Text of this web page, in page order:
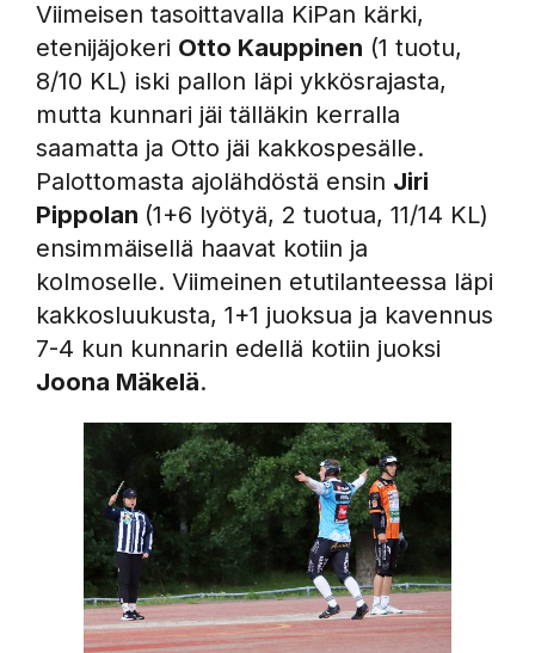
Viimeisen tasoittavalla KiPan kärki,
etenijäjokeri Otto Kauppinen (1 tuotu,
8/10 KL) iski pallon läpi ykkösrajasta,
mutta kunnari jäi tälläkin kerralla
saamatta ja Otto jäi kakkospesälle.
Palottomasta ajolähdöstä ensin Jiri
Pippolan (1+6 lyötyä, 2 tuotua, 11/14 KL)
ensimmäisellä haavat kotiin ja
kolmoselle. Viimeinen etutilanteessa läpi
kakkosluukusta, 1+1 juoksua ja kavennus
7-4 kun kunnarin edellä kotiin juoksi
Joona Mäkelä.